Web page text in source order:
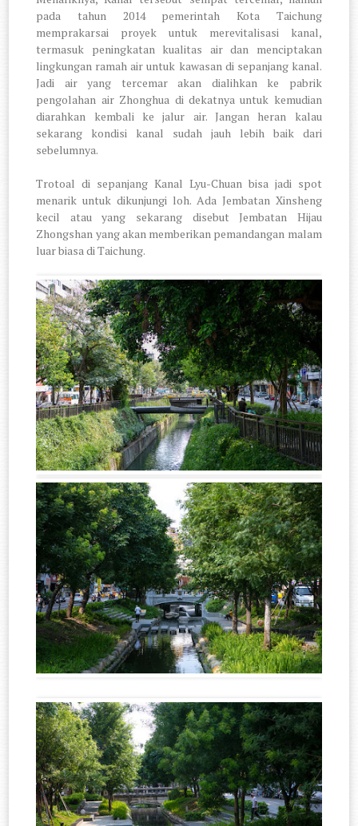
pada tahun 2014 pemerintah Kota Taichung
memprakarsai proyek untuk merevitalisasi kanal,
termasuk peningkatan kualitas air dan menciptakan
lingkungan ramah air untuk kawasan di sepanjang kanal.
Jadi air yang tercemar akan dialihkan ke pabrik
pengolahan air Zhonghua di dekatnya untuk kemudian
diarahkan kembali ke jalur air. Jangan heran kalau
sekarang kondisi kanal sudah jauh lebih baik dari
sebelumnya.
Trotoal di sepanjang Kanal Lyu-Chuan bisa jadi spot
menarik untuk dikunjungi loh. Ada Jembatan Xinsheng
kecil atau yang sekarang disebut Jembatan Hijau
Zhongshan yang akan memberikan pemandangan malam
luar biasa di Taichung.